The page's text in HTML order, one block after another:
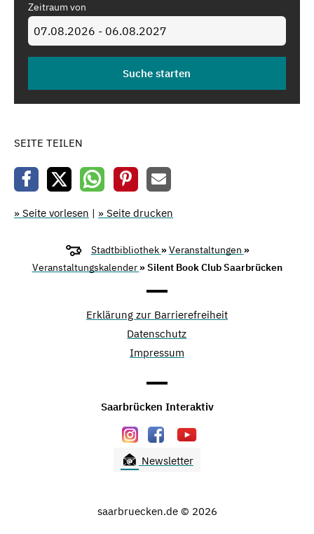
Zeitraum von
SEITE TEILEN
» Seite vorlesen | » Seite drucken
Stadtbibliothek »Veranstaltungen »
Veranstaltungskalender » Silent Book Club Saarbrücken
Erklärung zur Barrierefreiheit
Datenschutz
Impressum
Saarbrücken Interaktiv
Newsletter
saarbruecken.de © 2026